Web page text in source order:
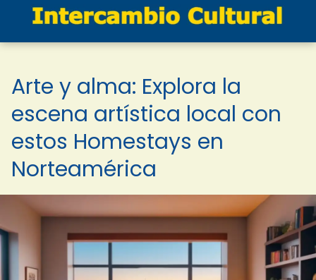
Arte y alma: Explora la
escena artística local con
estos Homestays en
Norteamérica